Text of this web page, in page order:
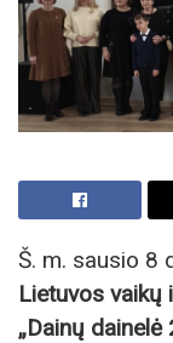
Š. m. sausio 8
Lietuvos vaikų
„Dainų